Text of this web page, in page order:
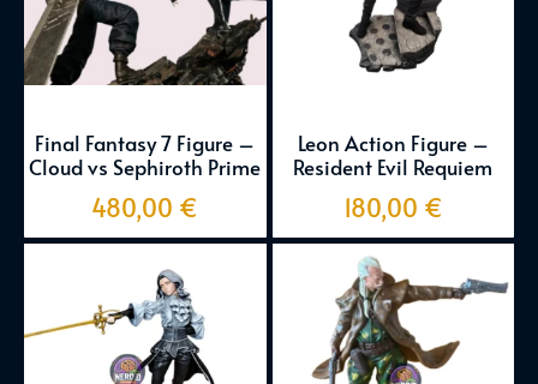
Final Fantasy 7 Figure –
Cloud vs Sephiroth Prime
480,00 €
Leon Action Figure –
Resident Evil Requiem
180,00 €